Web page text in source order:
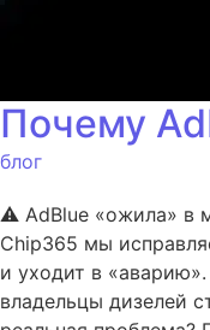
Почему
блог
⚠️ AdBlue «ожила» в
Chip365 мы
и уходит в
владельцы дизелей